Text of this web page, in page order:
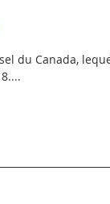
du Canada,